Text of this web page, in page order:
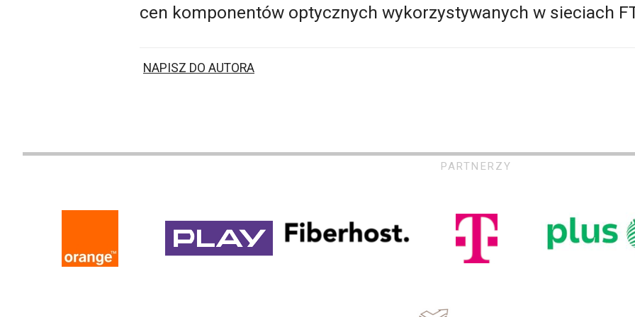
cen komponentów optycznych wykorzystywanych w sieciach
NAPISZ DO AUTORA
PARTNERZY